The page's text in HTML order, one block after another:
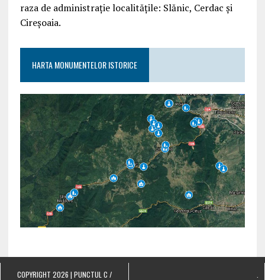
raza de administrație localitățile: Slănic, Cerdac și
Cireșoaia.
HARTA MONUMENTELOR ISTORICE
COPYRIGHT 2026 | PUNCTUL C /